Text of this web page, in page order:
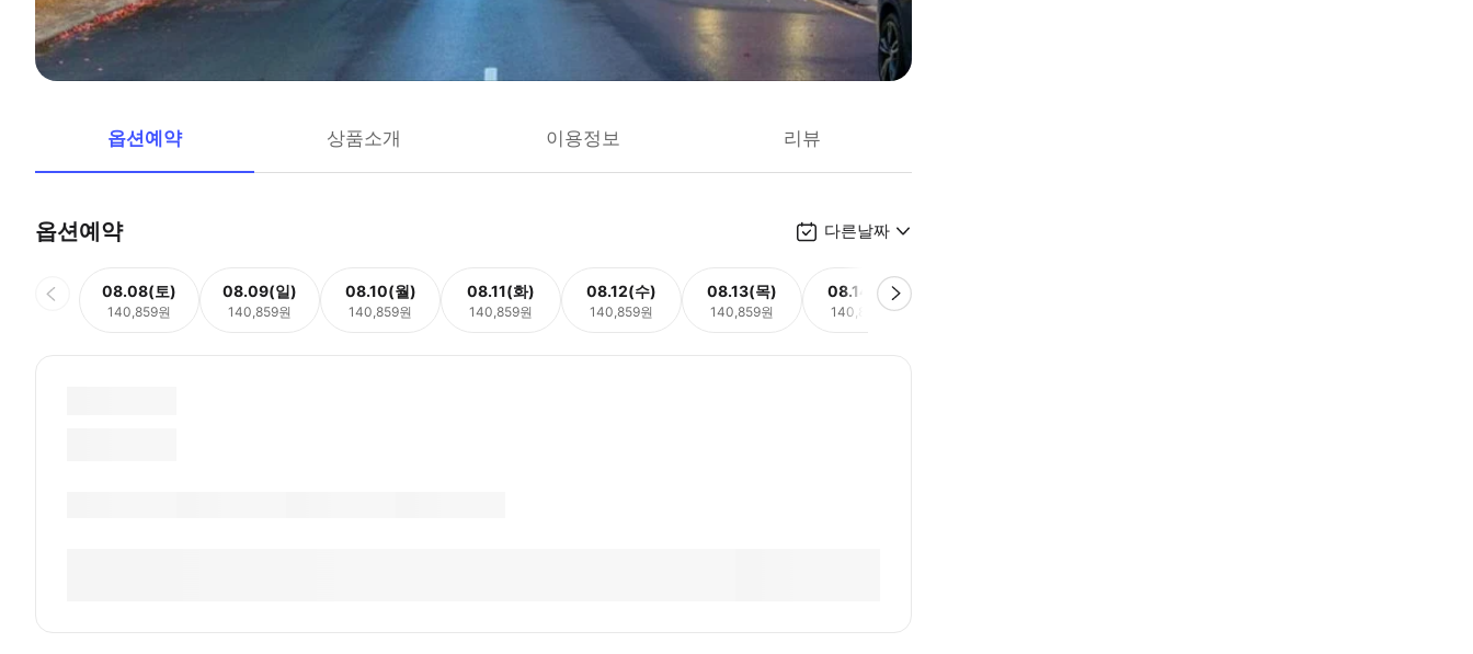
옵션예약 상품소개 이용정보 리뷰
옵션예약 다른날짜
08.08(토)
140,859원
08.09(일)
140,859원
08.10(월)
140,859원
08.11(화)
140,859원
08.12(수)
140,859원
08.13(목)
140,859원
08.14(금)
140,859원